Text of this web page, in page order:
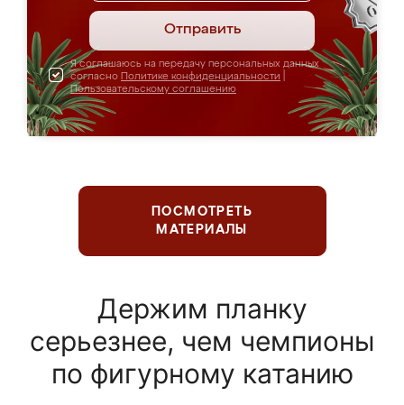
Отправить
Я соглашаюсь на передачу персональных данных
согласно Политике конфиденциальности
Пользовательскому соглашению
ПОСМОТРЕТЬ
МАТЕРИАЛЫ
Держим планку
серьезнее, чем чемпионы
по фигурному катанию